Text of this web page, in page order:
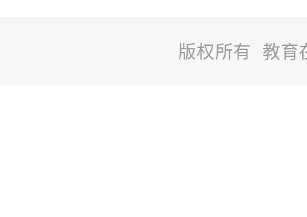
版权所有 教育